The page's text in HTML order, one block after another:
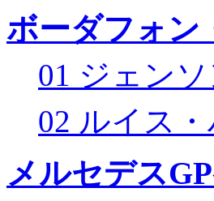
ボーダフォン
01 ジェン
02 ルイス
メルセデス